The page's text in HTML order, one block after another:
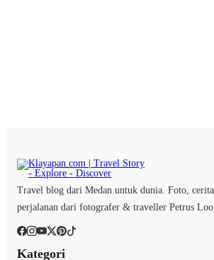
Travel blog dari Medan untuk dunia. Foto,
perjalanan dari fotografer & traveller Petrus Loo.
Kategori